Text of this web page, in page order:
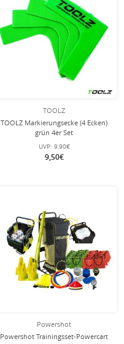
TOOLZ
TOOLZ Markierungsecke (4 Ecken)
grün 4er Set
UVP: 9,90€
9,50€
Powershot
Powershot Trainingsset-Powercart